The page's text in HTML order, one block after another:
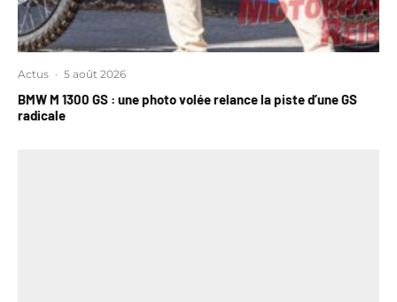
Actus · 5 août 2026
BMW M 1300 GS : une photo volée relance la piste d’une GS
radicale